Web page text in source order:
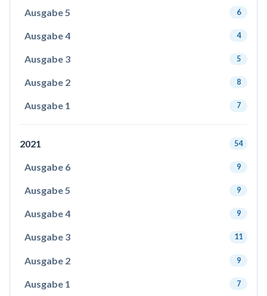
Ausgabe 5 6
Ausgabe 4 4
Ausgabe 3 5
Ausgabe 2 8
Ausgabe 1 7
2021 54
Ausgabe 6 9
Ausgabe 5 9
Ausgabe 4 9
Ausgabe 3 11
Ausgabe 2 9
Ausgabe 1 7